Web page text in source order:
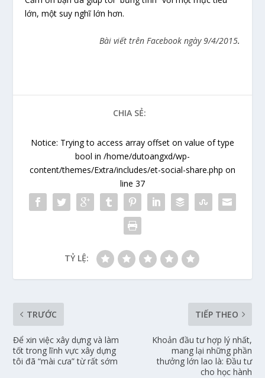
lớn, một suy nghĩ lớn hơn.
Bài viết trên Facebook ngày 9/4/2015.
CHIA SẺ:
Notice: Trying to access array offset on value of type
bool in /home/dutoangxd/wp-
content/themes/Extra/includes/et-social-share.php on
line 37
TỶ LỆ:
TRƯỚC
Để xin việc xây dựng và làm
tốt trong lĩnh vực xây dựng
tôi đã “mài cưa” từ rất sớm
TIẾP THEO
Khoản đầu tư hợp lý nhất,
mang lại những phần
thưởng lớn lao là: Đầu tư
cho học hành